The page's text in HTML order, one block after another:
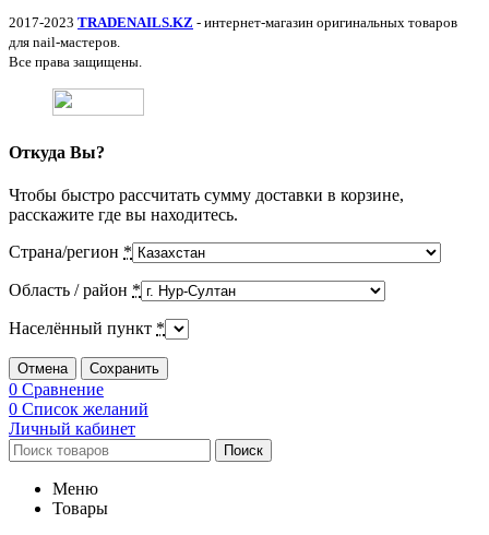
2017-2023 TRADENAILS.KZ - интернет-магазин оригинальных товаров
для nail-мастеров.
Все права защищены.
Откуда Вы?
Чтобы быстро рассчитать сумму доставки в корзине,
расскажите где вы находитесь.
Страна/регион *
Область / район *
Населённый пункт *
Отмена Сохранить
0 Сравнение
0 Список желаний
Личный кабинет
Поиск
Меню
Товары